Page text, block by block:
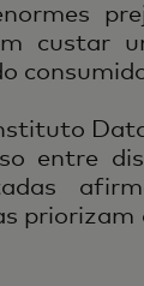
custar
entre
priorizam